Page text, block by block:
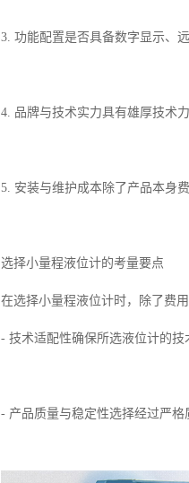
3. 功能配置是否具备数字显示、
4. 品牌与技术实力具有雄厚技术
5. 安装与维护成本除了产品本身
选择小量程液位计的考量要点
在选择小量程液位计时，除了费
- 技术适配性确保所选液位计的技
- 产品质量与稳定性选择经过严格